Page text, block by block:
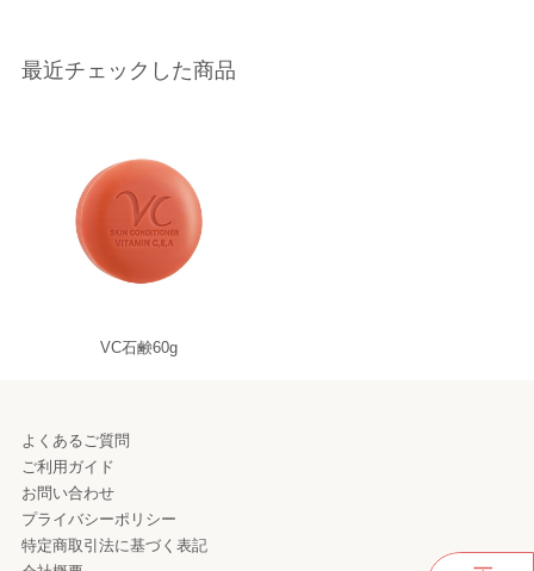
最近チェックした商品
VC石鹸60g
よくあるご質問
ご利用ガイド
お問い合わせ
プライバシーポリシー
特定商取引法に基づく表記